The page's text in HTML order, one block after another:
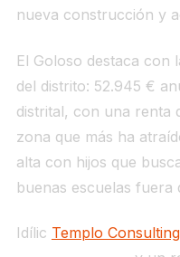
nueva construcción y
El Goloso destaca con
del distrito: 52.945 €
distrital, con una renta
zona que más ha
alta con hijos que
buenas escuelas
Idílic Templo Consulting